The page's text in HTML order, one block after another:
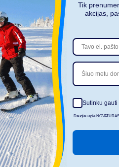
tipo kambarys
Tik
akcijas,
Šiuo metu
Sutinku gauti
Daugiau apie